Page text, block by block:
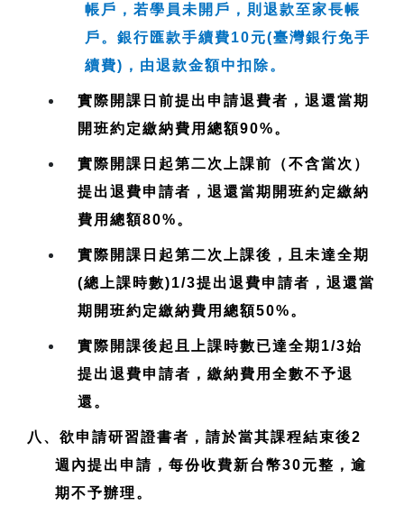
帳戶，若學員未開戶，則退款至家長帳
戶。銀行匯款手續費10元(臺灣銀行免手
續費)，由退款金額中扣除。
實際開課日前提出申請退費者，退還當期
開班約定繳納費用總額90%。
實際開課日起第二次上課前（不含當次）
提出退費申請者，退還當期開班約定繳納
費用總額80%。
實際開課日起第二次上課後，且未達全期
(總上課時數)1/3提出退費申請者，退還當
期開班約定繳納費用總額50%。
實際開課後起且上課時數已達全期1/3始
提出退費申請者，繳納費用全數不予退
還。
八、欲申請研習證書者，請於當其課程結束後2
週內提出申請，每份收費新台幣30元整，逾
期不予辦理。